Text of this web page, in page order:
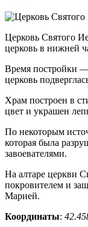
Церковь Святого
церковь в нижней
Время постройки
церковь
Храм построен в
цвет и украшен
По некоторым
которая была
завоевателями.
На алтаре церкви
покровителем и
Марией.
Координаты: